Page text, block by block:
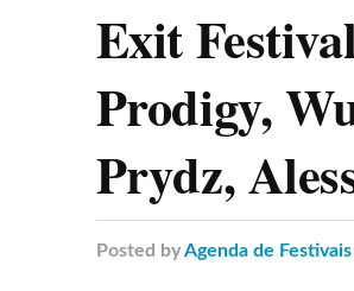
Exit
Prodigy,
Prydz,
Posted byAgenda de Festivais